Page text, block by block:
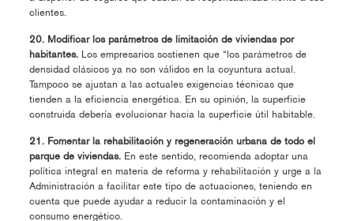
clientes.
20. Modificar los parámetros de limitación de viviendas por
habitantes. Los empresarios sostienen que “los parámetros de
densidad clásicos ya no son válidos en la coyuntura actual.
Tampoco se ajustan a las actuales exigencias técnicas que
tienden a la eficiencia energética. En su opinión, la superficie
construida debería evolucionar hacia la superficie útil habitable.
21. Fomentar la rehabilitación y regeneración urbana de todo el
parque de viviendas. En este sentido, recomienda adoptar una
política integral en materia de reforma y rehabilitación y urge a la
Administración a facilitar este tipo de actuaciones, teniendo en
cuenta que puede ayudar a reducir la contaminación y el
consumo energético.